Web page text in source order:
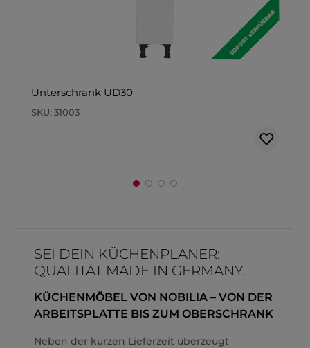
SOFORT VERFÜGBAR
Unterschrank UD30
SKU: 31003
SEI DEIN KÜCHENPLANER:
QUALITÄT MADE IN GERMANY.
KÜCHENMÖBEL VON NOBILIA – VON DER
ARBEITSPLATTE BIS ZUM OBERSCHRANK
Neben der kurzen Lieferzeit überzeugt